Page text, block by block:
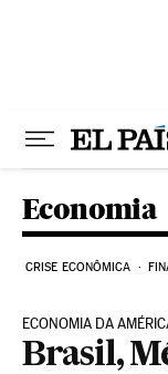
Economia
CRISE ECONÔMICA
ECONOMIA DA
Brasil,